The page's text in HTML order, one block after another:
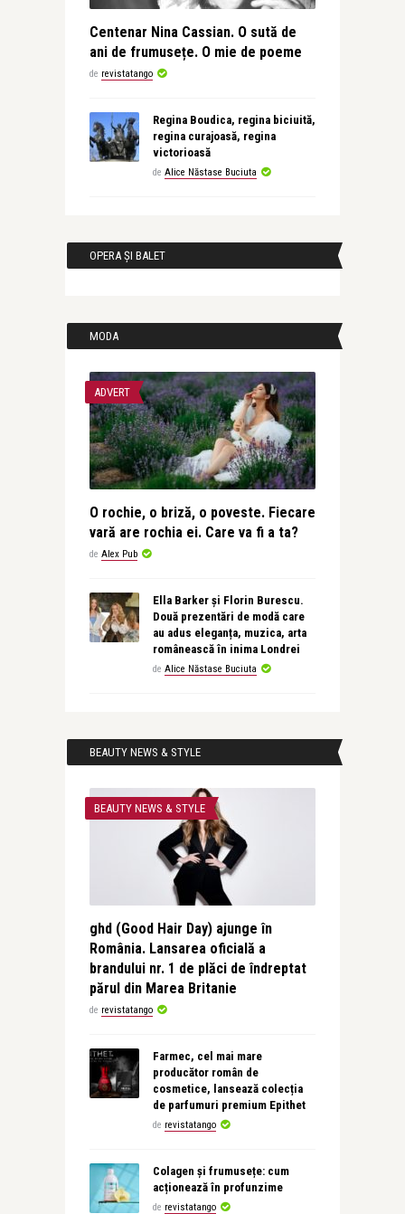
Centenar Nina Cassian. O sută de
ani de frumusețe. O mie de poeme
de revistatango
Regina Boudica, regina biciuită,
regina curajoasă, regina
victorioasă
de Alice Năstase Buciuta
OPERA ȘI BALET
MODA
ADVERT
O rochie, o briză, o poveste. Fiecare
vară are rochia ei. Care va fi a ta?
de Alex Pub
Ella Barker și Florin Burescu.
Două prezentări de modă care
au adus eleganța, muzica, arta
românească în inima Londrei
de Alice Năstase Buciuta
BEAUTY NEWS & STYLE
BEAUTY NEWS & STYLE
ghd (Good Hair Day) ajunge în
România. Lansarea oficială a
brandului nr. 1 de plăci de îndreptat
părul din Marea Britanie
de revistatango
Farmec, cel mai mare
producător român de
cosmetice, lansează colecția
de parfumuri premium Epithet
de revistatango
Colagen și frumusețe: cum
acționează în profunzime
de revistatango